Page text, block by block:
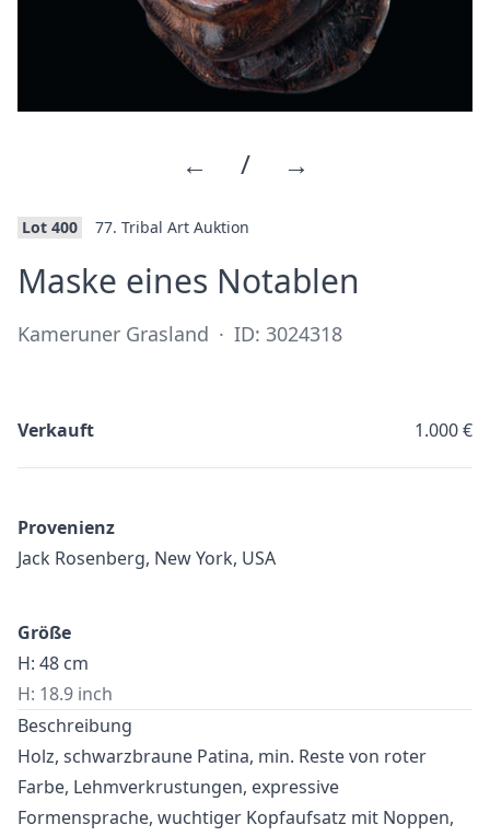
← / →
Lot 400 77. Tribal Art Auktion
Maske eines Notablen
Kameruner Grasland · ID: 3024318
Verkauft 1.000 €
Provenienz
Jack Rosenberg, New York, USA
Größe
H: 48 cm
H: 18.9 inch
Beschreibung
Holz, schwarzbraune Patina, min. Reste von roter
Farbe, Lehmverkrustungen, expressive
Formensprache, wuchtiger Kopfaufsatz mit Noppen,